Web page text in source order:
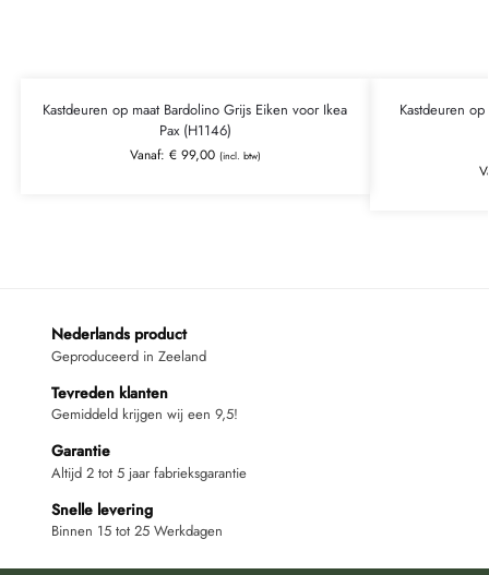
Kastdeuren op maat Bardolino Grijs Eiken voor Ikea
Pax (H1146)
Vanaf: €99,00 (incl. btw)
Kastdeuren
Nederlands product
Geproduceerd in Zeeland
Tevreden klanten
Gemiddeld krijgen wij een 9,5!
Garantie
Altijd 2 tot 5 jaar fabrieksgarantie
Snelle levering
Binnen 15 tot 25 Werkdagen